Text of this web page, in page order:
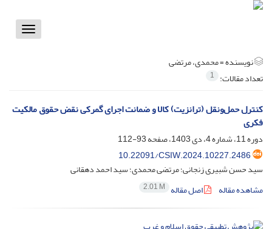
Toggle
نویسنده =محمدی، مرتضی
تعداد مقالات: 1
کنترل حمل‌ونقل (ترانزیت) کالا و ضمانت اجرای گمرکی نقض حقوق مالکیت
فکری
دوره 11، شماره 4، دی 1403، صفحه
93-112
10.22091/CSIW.2024.10227.2486
سید حسن شبیری زنجانی؛ مرتضی محمدی؛ سید احمد دهقانی
مشاهده مقاله
اصل مقاله 2.01 M